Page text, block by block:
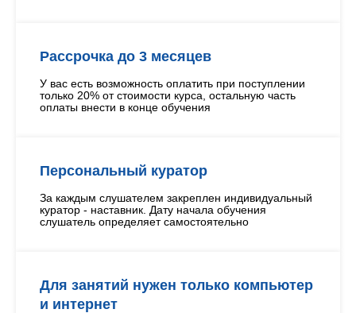
Рассрочка до 3 месяцев
У вас есть возможность оплатить при поступлении
только 20% от стоимости курса, остальную часть
оплаты внести в конце обучения
Персональный куратор
За каждым слушателем закреплен индивидуальный
куратор - наставник. Дату начала обучения
слушатель определяет самостоятельно
Для занятий нужен только компьютер
и интернет